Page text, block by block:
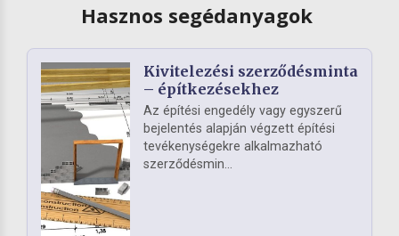
Hasznos segédanyagok
Kivitelezési szerződésminta
– építkezésekhez
Az építési engedély vagy egyszerű
bejelentés alapján végzett építési
tevékenységekre alkalmazható
szerződésmin...